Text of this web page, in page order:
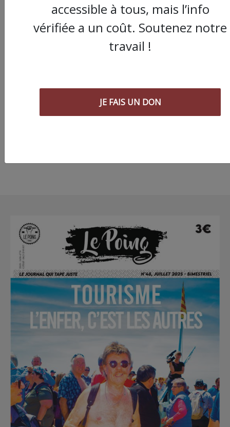
audition « libre »
outrage et
la rébellion
accessible à tous, mais l’info
vérifiée a un coût. Soutenez notre
travail !
JE FAIS UN DON